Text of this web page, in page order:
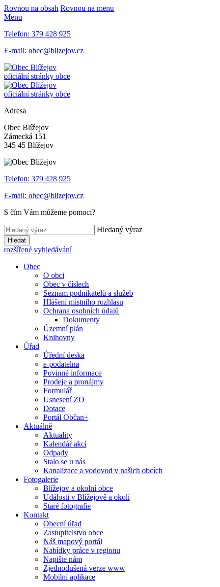
Rovnou na obsah Rovnou na menu
Menu
Telefon: 379 428 925
E-mail: obec@blizejov.cz
oficiální stránky obce
oficiální stránky obce
Adresa
Obec Blížejov
Zámecká 151
345 45 Blížejov
Telefon: 379 428 925
E-mail: obec@blizejov.cz
S čím Vám můžeme pomoci?
Hledaný výraz
Hledat
rozšířené vyhledávání
Obec
O obci
Obec v číslech
Seznam podnikatelů a služeb
Hlášení místního rozhlasu
Ochrana osobních údajů
Dokumenty
Územní plán
Knihovny
Úřad
Úřední deska
e-podatelna
Povinné informace
Prodeje a pronájmy
Formulář
Usnesení ZO
Dotace
Portál Občan+
Aktuálně
Aktuality
Kalendář akcí
Odpady
Stalo se u nás
Kanalizace a vodovod v našich obcích
Fotogalerie
Blížejov a okolní obce
Události v Blížejově a okolí
Staré fotografie
Kontakt
Obecní úřad
Zastupitelstvo obce
Náš mapový portál
Nabídky práce v regionu
Napište nám
Zjednodušená verze www
Mobilní aplikace